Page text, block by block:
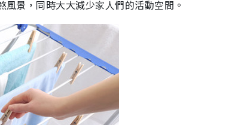
景，同時大大減少家人們的活動空間。